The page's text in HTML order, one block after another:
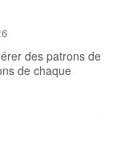
des patrons de
de chaque